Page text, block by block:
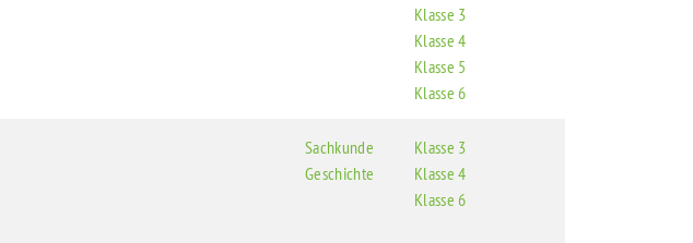
Klasse 3
Klasse 4
Klasse 5
Klasse 6
Sachkunde
Geschichte
Klasse 3
Klasse 4
Klasse 6